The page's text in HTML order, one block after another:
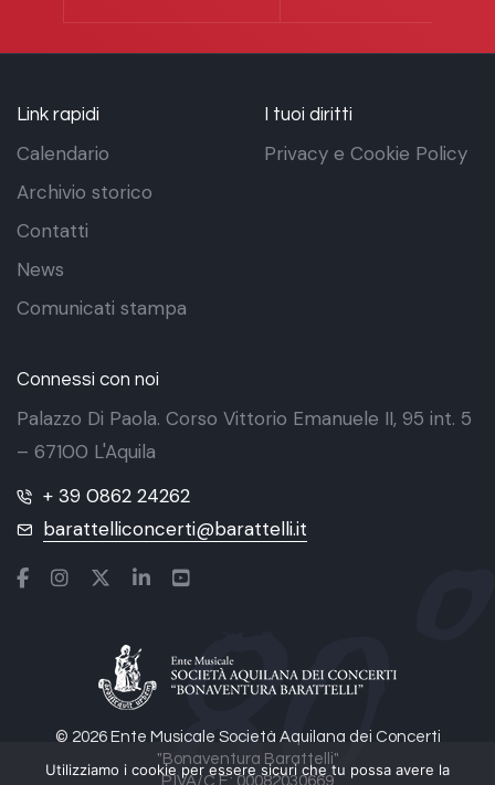
© 2026 Ente Musicale Società Aquilana dei Concerti
"Bonaventura Barattelli"
P.IVA/C.F.: 00082030669
Link rapidi
Calendario
Archivio storico
Contatti
News
Comunicati stampa
I tuoi diritti
Privacy e Cookie Policy
Connessi con noi
Palazzo Di Paola. Corso Vittorio Emanuele II, 95 int. 5
– 67100 L'Aquila
+ 39 0862 24262
barattelliconcerti@barattelli.it
Utilizziamo i cookie per essere sicuri che tu possa avere la